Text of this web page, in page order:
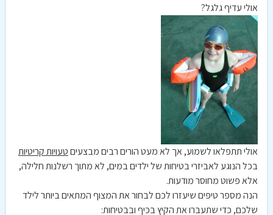
אולי עדיף גלגל?
אולי תתפלאו לשמוע, אך לא מעט הורים רבים מבצעיםטעויות קריטיות
בכל הנוגע לאביזרי בטיחות של ילדים במים, לא מתוך רשלנות חלילה,
אלא פשוט מחוסר מודעות.
הנה מספר טיפים שיעזרו לכם לבחור את המצוף המתאים ביותר לילד
שלכם, כדי שתעברו את הקיץ בכיף ובבטיחות: